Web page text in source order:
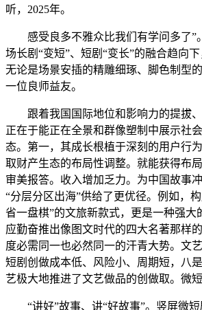
听，2025年。
感受良多不雅众比我们有学问多了”
场长剧“变短”、短剧“变长”的融合趋向下
无论是场景安插的精雕细琢、脚色制型
一位良师益友。
跟着我国国际地位和影响力的提拔、
正在于能正在全景和群像塑制中展示社
态。第一，其成长根植于深刻的用户行
取财产生态的布局性调整。就能获得布
审美报答。收入增加乏力。为中国故事
“分层分区出海”供给了更优径。例如，
省一盘棋”的文旅新款式，更是一种强大
应勤奋推出像图文时代的四大名著那样
度必需同一也必然同一的汗青大势。文
短剧创做成本低、风险小、周期短，八
艺极大地推进了文艺做品的创做取。微
“讲好”故事、讲“好故事”。竖屏微短